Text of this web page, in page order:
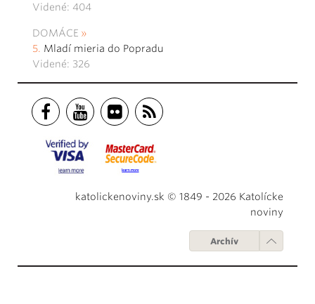
Videné: 404
DOMÁCE
Mladí mieria do Popradu
Videné: 326
katolickenoviny.sk © 1849 - 2026 Katolícke
noviny
Archív